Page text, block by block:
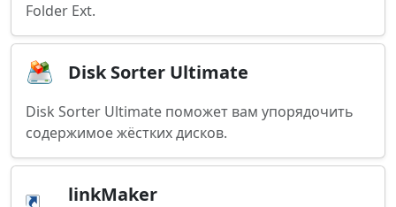
Folder Ext.
Disk Sorter Ultimate
Disk Sorter Ultimate поможет вам упорядочить
содержимое жёстких дисков.
linkMaker